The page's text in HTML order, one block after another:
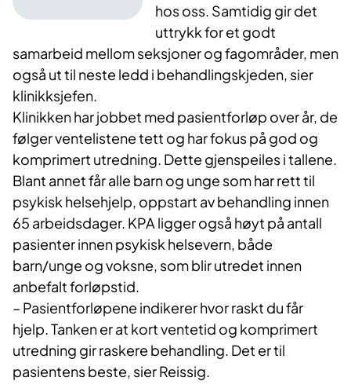
hos oss. Samtidig gir det
uttrykk for et godt
samarbeid mellom seksjoner og fagområder, men
også ut til neste ledd i behandlingskjeden, sier
klinikksjefen.
Klinikken har jobbet med pasientforløp over år, de
følger ventelistene tett og har fokus på god og
komprimert utredning. Dette gjenspeiles i tallene.
Blant annet får alle barn og unge som har rett til
psykisk helsehjelp, oppstart av behandling innen
65 arbeidsdager. KPA ligger også høyt på antall
pasienter innen psykisk helsevern, både
barn/unge og voksne, som blir utredet innen
anbefalt forløpstid.
– Pasientforløpene indikerer hvor raskt du får
hjelp. Tanken er at kort ventetid og komprimert
utredning gir raskere behandling. Det er til
pasientens beste, sier Reissig.